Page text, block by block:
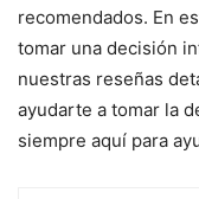
recomendados. En
tomar una decisión
nuestras reseñas
ayudarte a tomar la
siempre aquí para